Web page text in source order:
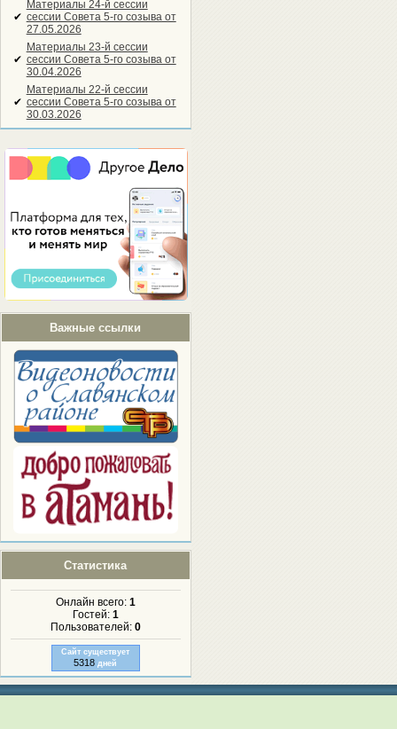
✔
Материалы 24-й сессии
сессии Совета 5-го созыва от
27.05.2026
✔
Материалы 23-й сессии
сессии Совета 5-го созыва от
30.04.2026
✔
Материалы 22-й сессии
сессии Совета 5-го созыва от
30.03.2026
Важные ссылки
Статистика
Онлайн всего: 1
Гостей: 1
Пользователей: 0
Сайт существует
5318 дней